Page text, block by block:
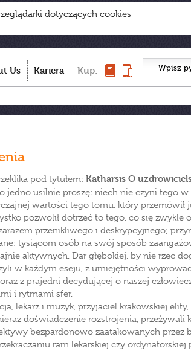
dotyczących cookies
Us Kariera Kup:
pod tytułem: Katharsis O
jedno usilnie proszę: niech nie czyni tego
wartości tego tomu, który przemówił
pozwolił dotrzeć to tego, co się zwykle
przenikliwego i deskrypcyjnego;
tysiącom osób na swój sposób
aktywnych. Dar głębokiej, by nie rzec
w każdym eseju, z umiejętności
z prajedni decydującej o naszej
i rytmami sfer.
lekarz i muzyk, przyjaciel krakowskiej
doświadczenie rozstrojenia, przeżywali
bezpardonowo zaatakowanych przez
ram lekarskiej czy ordynatorskiej